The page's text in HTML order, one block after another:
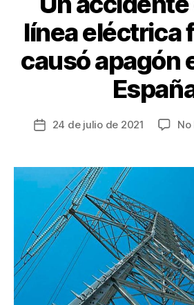
línea eléctrica
causó apagón
Fecha
entrada
24 de julio de 2021